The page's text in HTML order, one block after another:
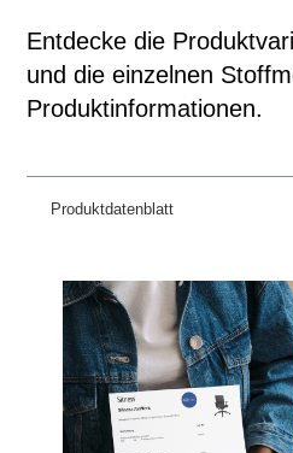
Entdecke die
und die einzelnen
Produktinformationen.
Produktdatenblatt